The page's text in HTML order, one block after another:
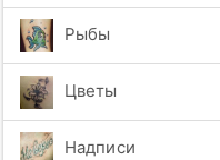
Рыбы
Цветы
Надписи